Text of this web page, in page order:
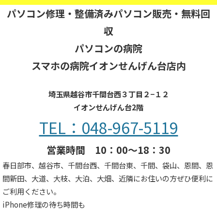
パソコン修理・整備済みパソコン販売・無料回
収
パソコンの病院
スマホの病院イオンせんげん台店内
埼玉県越谷市千間台西３丁目２−１２
イオンせんげん台2階
TEL：048-967-5119
営業時間 10：00～18：30
春日部市、越谷市、千間台西、千間台東、千間、袋山、恩間、恩
間新田、大道、大枝、大泊、大畑、近隣にお住いの方ぜひ便利に
ご利用ください。
iPhone修理の待ち時間も